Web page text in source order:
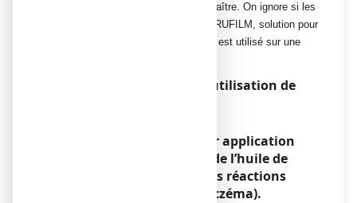
effets indésirables chez l’enfant à naître. On ignore si les
mêmes risques s’appliquent à VERRUFILM, solution pour
application locale en flacon lorsqu’il est utilisé sur une
Conduite de véhicules et utilisation de
VERRUFILM, solution pour application
locale en flacon contient de l’huile de
ricin et peut provoquer des réactions
cutanées (par exemple : eczéma).